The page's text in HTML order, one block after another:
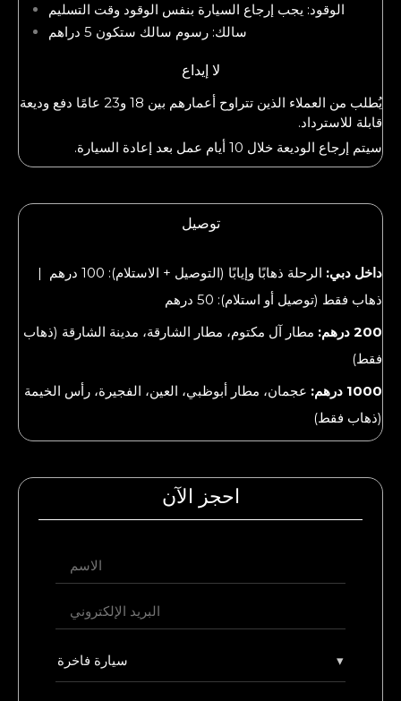
الوقود: يجب إرجاع السيارة بنفس الوقود وقت التسليم
سالك: رسوم سالك ستكون 5 دراهم
لا إيداع
يُطلب من العملاء الذين تتراوح أعمارهم بين 18 و23 عامًا دفع وديعة
قابلة للاسترداد.
سيتم إرجاع الوديعة خلال 10 أيام عمل بعد إعادة السيارة.
توصيل
داخل دبي:
الرحلة ذهابًا وإيابًا (التوصيل + الاستلام): 100 درهم |
ذهاب فقط (توصيل أو استلام): 50 درهم
200 درهم:
مطار آل مكتوم، مطار الشارقة، مدينة الشارقة (ذهاب
فقط)
1000 درهم:
عجمان، مطار أبوظبي، العين، الفجيرة، رأس الخيمة
(ذهاب فقط)
احجز الآن
سيارة فاخرة ▾